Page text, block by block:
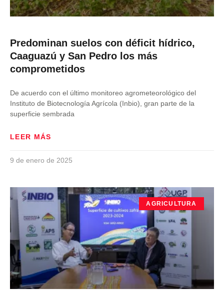
Predominan suelos con déficit hídrico,
Caaguazú y San Pedro los más
comprometidos
De acuerdo con el último monitoreo agrometeorológico del
Instituto de Biotecnología Agrícola (Inbio), gran parte de la
superficie sembrada
LEER MÁS
9 de enero de 2025
AGRICULTURA